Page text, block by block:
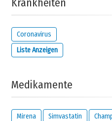
Coronavirus
Liste Anzeigen
Medikamente
Mirena Simvastatin